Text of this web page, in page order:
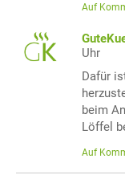
Auf
Uhr
Dafür
beim
Löffel
Auf